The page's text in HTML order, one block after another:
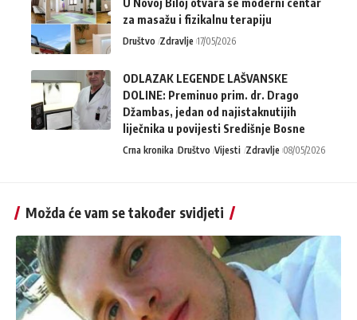
za masažu i fizikalnu terapiju
Društvo Zdravlje 17/05/2026
ODLAZAK LEGENDE LAŠVANSKE
DOLINE: Preminuo prim. dr. Drago
Džambas, jedan od najistaknutijih
liječnika u povijesti Središnje Bosne
Crna kronika Društvo Vijesti Zdravlje 08/05/2026
Možda će vam se također svidjeti